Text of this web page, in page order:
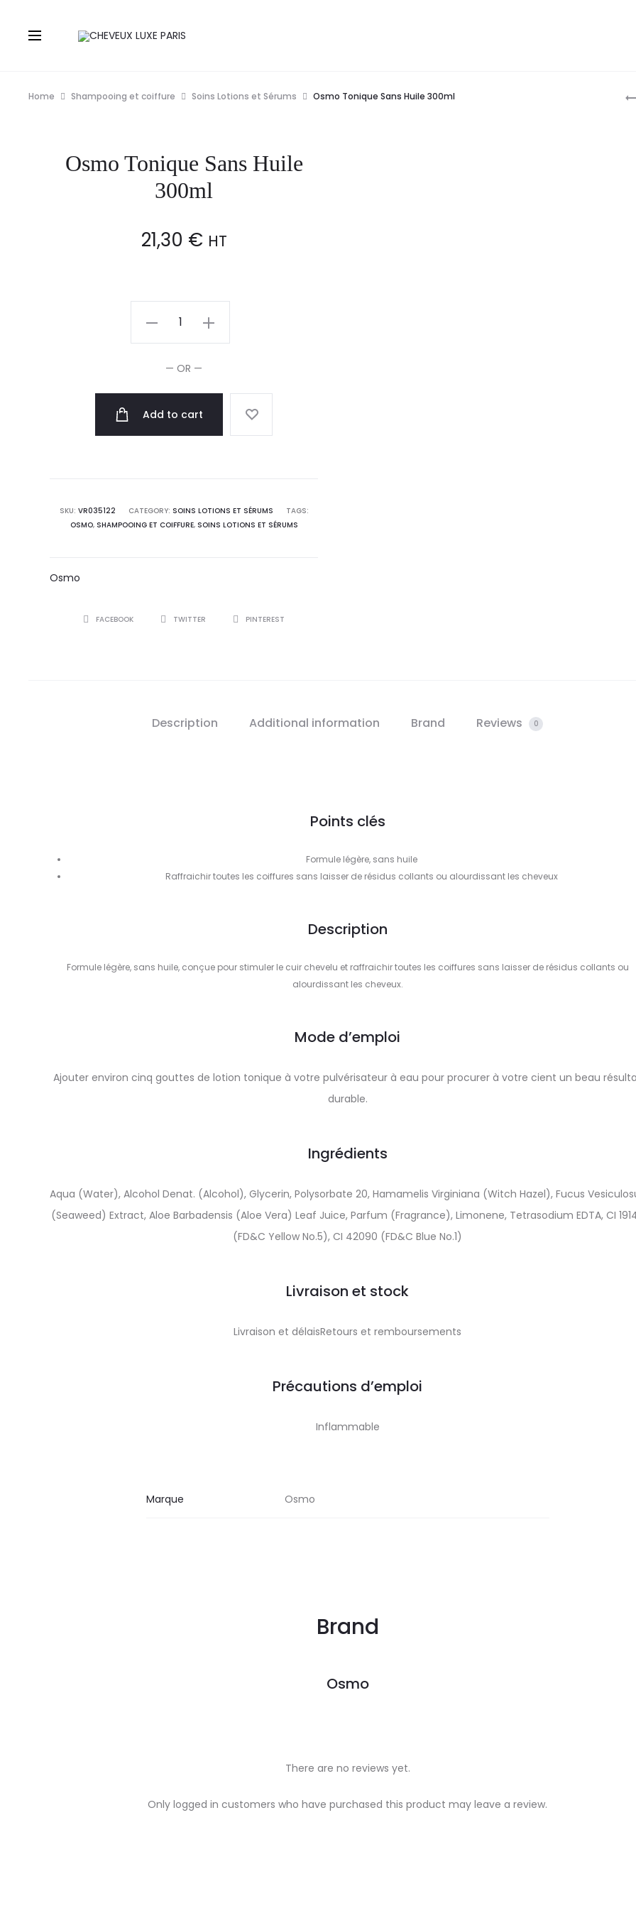
Home Shampooing et coiffure Soins Lotions et Sérums Osmo Tonique Sans Huile 300ml
Osmo Tonique Sans Huile
300ml
21,30 € HT
300ml
quantity
— OR —
Add to cart
SKU: VR035122 CATEGORY: SOINS LOTIONS ET SÉRUMS
TAGS:
OSMO, SHAMPOOING ET COIFFURE, SOINS LOTIONS ET SÉRUMS
Osmo
SHAREFACEBOOK TWITTER PINTEREST
Description Additional information Brand Reviews 0
Points clés
Formule légère, sans huile
Raffraichir toutes les coiffures sans laisser de résidus collants ou alourdissant les cheveux
Description
Formule légère, sans huile, conçue pour stimuler le cuir chevelu et raffraichir toutes les coiffures sans laisser de résidus collants ou
alourdissant les cheveux.
Mode d’emploi
Ajouter environ cinq gouttes de lotion tonique à votre pulvérisateur à eau pour procurer à votre cient un beau
durable.
Ingrédients
Aqua (Water), Alcohol Denat. (Alcohol), Glycerin, Polysorbate 20, Hamamelis Virginiana (Witch Hazel), Fucus
(Seaweed) Extract, Aloe Barbadensis (Aloe Vera) Leaf Juice, Parfum (Fragrance), Limonene, Tetrasodium EDTA, CI
(FD&C Yellow No.5), CI 42090 (FD&C Blue No.1)
Livraison et stock
Livraison et délaisRetours et remboursements
Précautions d’emploi
Inflammable
Marque Osmo
Brand
Osmo
R
There are no reviews yet.
Only logged in customers who have purchased this product may leave a review.